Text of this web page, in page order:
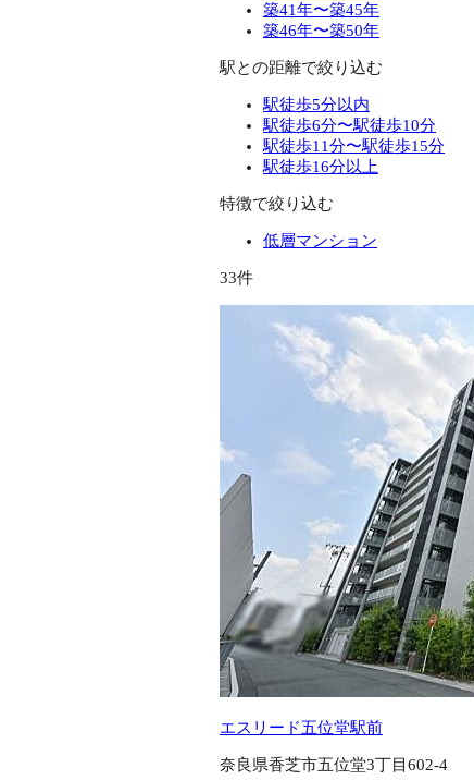
築41年〜築45年
築46年〜築50年
駅との距離で絞り込む
駅徒歩5分以内
駅徒歩6分〜駅徒歩10分
駅徒歩11分〜駅徒歩15分
駅徒歩16分以上
特徴で絞り込む
低層マンション
33件
エスリード五位堂駅前
奈良県香芝市五位堂3丁目602-4